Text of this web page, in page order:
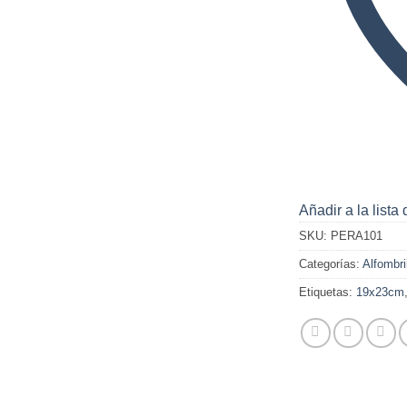
Añadir a la lista
SKU: PERA101
Categorías:
Etiquetas: 19x23cm